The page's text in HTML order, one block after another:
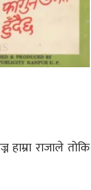
हाम्रा राजाले तोकि